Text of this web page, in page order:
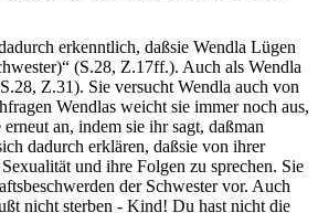
erkenntlich, daßsie Wendla Lügen
(S.28, Z.17ff.). Auch als Wendla
Z.31). Sie versucht Wendla auch von
Wendlas weicht sie immer noch aus,
an, indem sie ihr sagt, daßman
dadurch erklären, daßsie von ihrer
und ihre Folgen zu sprechen. Sie
der Schwester vor. Auch
nicht sterben - Kind! Du hast nicht die